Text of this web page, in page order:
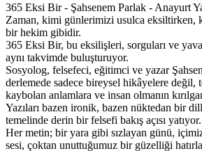
365 Eksi Bir - Şahsenem Parlak - Anayurt
Zaman, kimi günlerimizi usulca eksiltirken,
bir hekim gibidir.
365 Eksi Bir, bu eksilişleri, sorguları ve
aynı takvimde buluşturuyor.
Sosyolog, felsefeci, eğitimci ve yazar
derlemede sadece bireysel hikâyelere değil,
kaybolan anlamlara ve insan olmanın
Yazıları bazen ironik, bazen nüktedan bir
temelinde derin bir felsefi bakış açısı yatıyor.
Her metin; bir yara gibi sızlayan günü,
sesi, çoktan unuttuğumuz bir güzelliği